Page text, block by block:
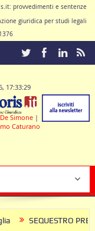
provvedimenti e sentenze
giuridica per studi legali
17:33:29
Simone |
Caturano
PREVENTIVO